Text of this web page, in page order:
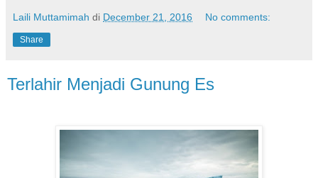
Laili Muttamimah di December 21, 2016 No comments:
Share
Terlahir Menjadi Gunung Es